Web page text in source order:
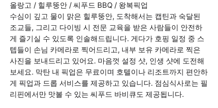
올랑고 / 힐루뚱안 / 씨푸드 BBQ / 왕복픽업
수심이 깊고 물이 맑은 힐루뚱안, 도착해서는 캡틴과 숙달된
조교들, 그리고 다이빙 시 전문 교육을 받은 사람들이 안전하
게 즐기실 수 있도록 인솔해드립니다. 게다가 호핑 일정 중 스
텝들이 손님 카메라로 찍어드리고, 내부 보유 카메라로 찍은
사진을 보내드리고 있어요. 마음껏 설정 샷, 인생 샷에 도전해
보세요. 막탄 내 픽업은 무료이며 호텔이나 리조트까지 편안하
게 픽업과 드롭 서비스를 제공하고 있습니다. 점심식사로는 필
리핀에서만 맛볼 수 있는 씨푸드 바비큐도 제공됩니다.